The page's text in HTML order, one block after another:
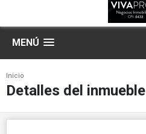
MENÚ
Inicio
Detalles del inmueble